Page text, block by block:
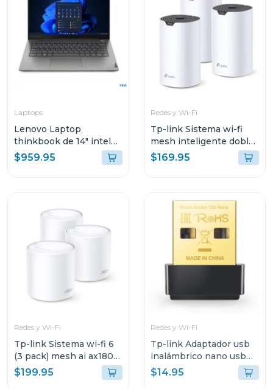
Laptops
Lenovo Laptop
thinkbook de 14" intel
core i7 512GB SSD
21DH00M8GJ
$959.95
Redes y Wi-Fi
Tp-link Sistema wi-fi
mesh inteligente doble
banda a1900 3 pack
$169.95
Redes y Wi-Fi
Tp-link Sistema wi-fi 6
(3 pack) mesh ai ax1800
3 pack decox20
$199.95
Redes y Wi-Fi
Tp-link Adaptador usb
inalámbrico nano usb
de doble banda ac600
t2u nano
$14.95